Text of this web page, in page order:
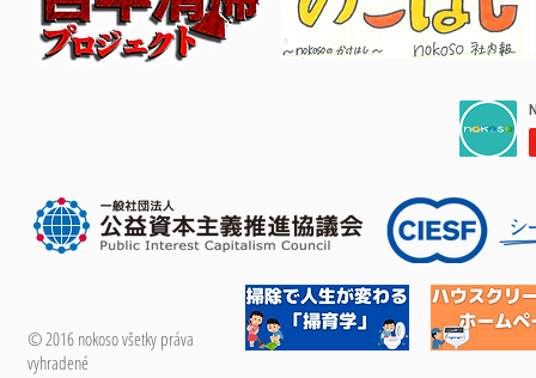
© 2016 nokoso všetky práva
vyhradené